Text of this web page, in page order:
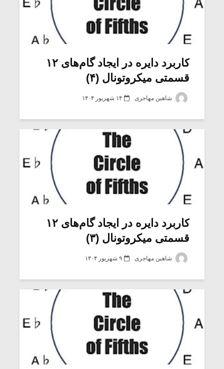
کاربرد دایره در ایجاد گام‌های ۱۲
قسمتی میکروتونال (۴)
شاهین مهاجری ۱۴ شهریور ۱۴۰۴
کاربرد دایره در ایجاد گام‌های ۱۲
قسمتی میکروتونال (۳)
شاهین مهاجری ۹ شهریور ۱۴۰۴
میکلوش روژا
یادداشتی بر موسیقی
شیش و نیم»
اگر نمی توانی
مشهورترین باشی،
بدنام ترین باش